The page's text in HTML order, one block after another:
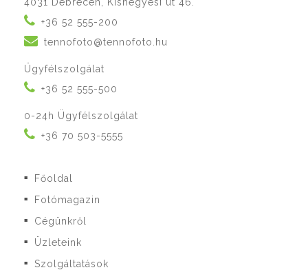
+36 52 555-200
tennofoto@tennofoto.hu
Ügyfélszolgálat
+36 52 555-500
0-24h Ügyfélszolgálat
+36 70 503-5555
■ Főoldal
■ Fotómagazin
■ Cégünkről
■ Üzleteink
■ Szolgáltatások